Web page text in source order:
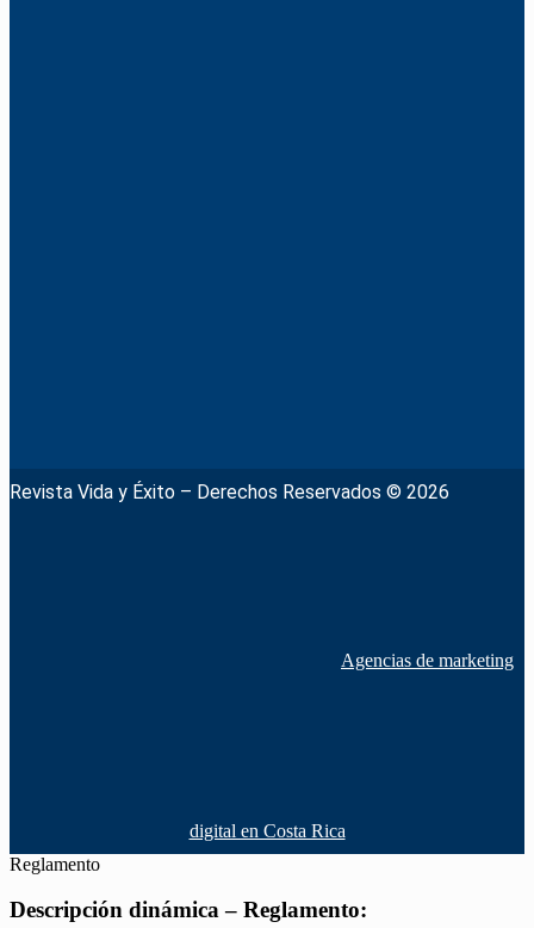
Revista Vida y Éxito – Derechos Reservados © 2026
Agencias de marketing
digital en Costa Rica
Reglamento
Descripción dinámica – Reglamento: